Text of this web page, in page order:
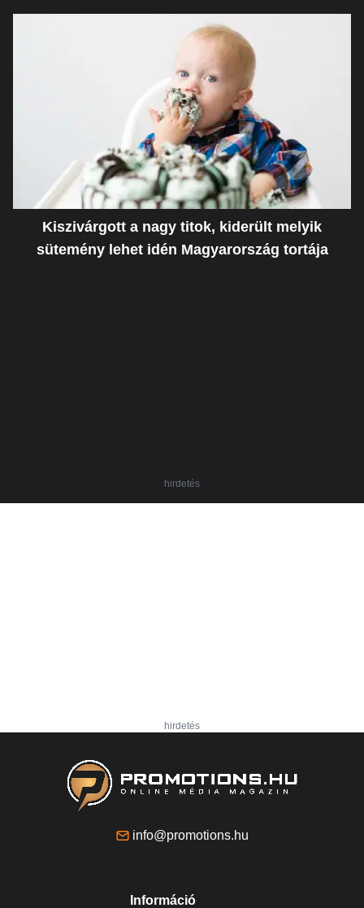
Kiszivárgott a nagy titok, kiderült melyik
sütemény lehet idén Magyarország tortája
hirdetés
hirdetés
info@promotions.hu
Információ